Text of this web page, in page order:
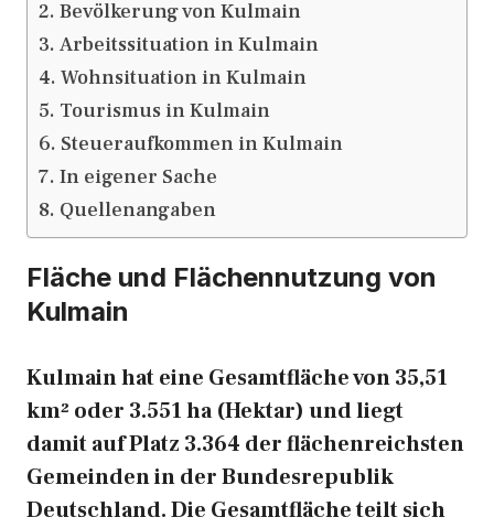
Bevölkerung von Kulmain
Arbeitssituation in Kulmain
Wohnsituation in Kulmain
Tourismus in Kulmain
Steueraufkommen in Kulmain
In eigener Sache
Quellenangaben
Fläche und Flächennutzung von
Kulmain
Kulmain hat eine Gesamtfläche von 35,51
km² oder 3.551 ha (Hektar) und liegt
damit auf Platz 3.364 der flächenreichsten
Gemeinden in der Bundesrepublik
Deutschland. Die Gesamtfläche teilt sich